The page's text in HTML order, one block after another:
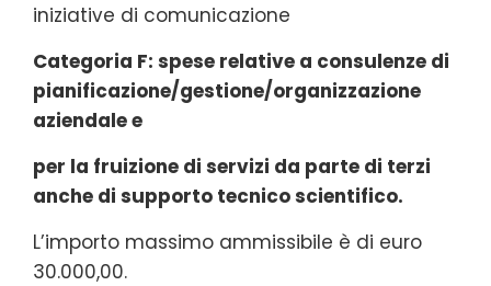
iniziative di comunicazione
Categoria F: spese relative a consulenze di
pianificazione/gestione/organizzazione
aziendale e
per la fruizione di servizi da parte di terzi
anche di supporto tecnico scientifico.
L’importo massimo ammissibile è di euro
30.000,00.